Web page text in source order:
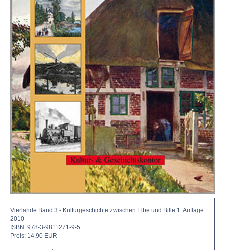
Vierlande Band 3 - Kulturgeschichte zwischen Elbe und Bille 1. Auflage
2010
ISBN: 978-3-9811271-9-5
Preis: 14.90 EUR